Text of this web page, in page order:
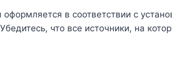
оформляется в соответствии с
что все источники, на